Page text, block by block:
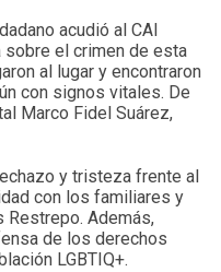
acudió al CAI
sobre el crimen de esta
al lugar y encontraron
con signos vitales. De
Marco Fidel Suárez,
y tristeza frente al
con los familiares y
Restrepo. Además,
de los derechos
LGBTIQ+.